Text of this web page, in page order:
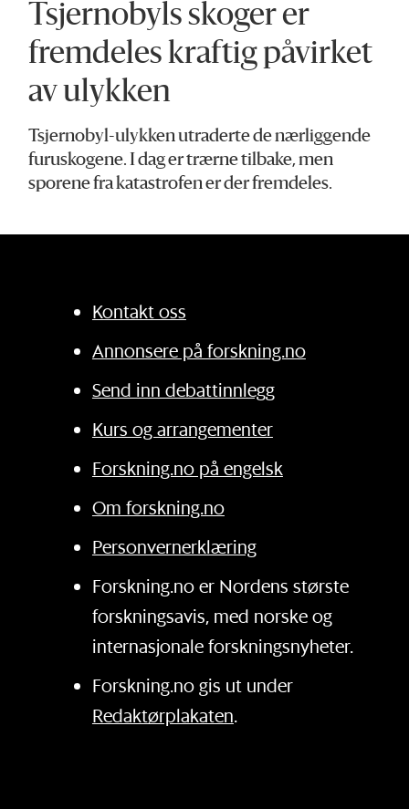
Tsjernobyls skoger er
fremdeles kraftig påvirket
av ulykken
Tsjernobyl-ulykken utraderte de nærliggende
furuskogene. I dag er trærne tilbake, men
sporene fra katastrofen er der fremdeles.
Kontakt oss
Annonsere på forskning.no
Send inn debattinnlegg
Kurs og arrangementer
Forskning.no på engelsk
Om forskning.no
Personvernerklæring
Forskning.no er Nordens største
forskningsavis, med norske og
internasjonale forskningsnyheter.
Forskning.no gis ut under
Redaktørplakaten.